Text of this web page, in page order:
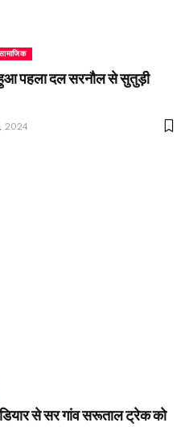
हुआ पहला दल सरनौल से सुतुड़ी
2024
से सर गांव सरूताल ट्रेक को